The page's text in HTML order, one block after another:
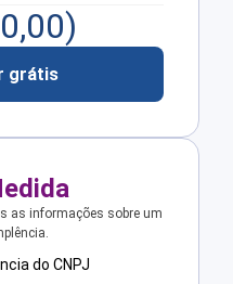
0,00)
grátis
as informações sobre um
do CNPJ